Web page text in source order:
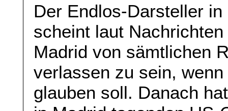
Der Endlos-Darsteller
scheint laut
Madrid von sämtlichen
verlassen zu sein,
glauben soll. Danach